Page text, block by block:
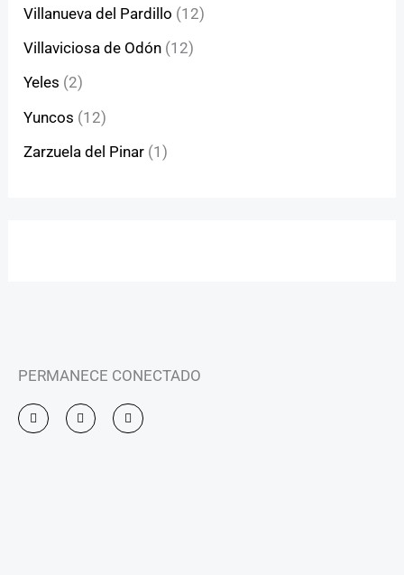
Villanueva del Pardillo (12)
Villaviciosa de Odón (12)
Yeles (2)
Yuncos (12)
Zarzuela del Pinar (1)
PERMANECE CONECTADO
I
n
s
F
a
c
Y
o
u